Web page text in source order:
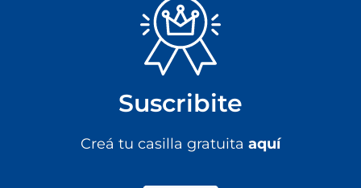
Suscribite
Creá tu casilla gratuita aquí